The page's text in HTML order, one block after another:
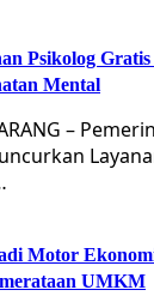
Psikolog
Mental
–
Motor
UMKM